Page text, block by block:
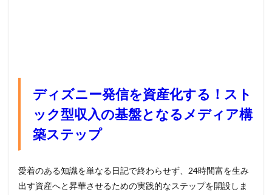
ディズニー発信を資産化する！スト
ック型収入の基盤となるメディア構
築ステップ
愛着のある知識を単なる日記で終わらせず、24時間富を生み
出す資産へと昇華させるための実践的なステップを開設しま